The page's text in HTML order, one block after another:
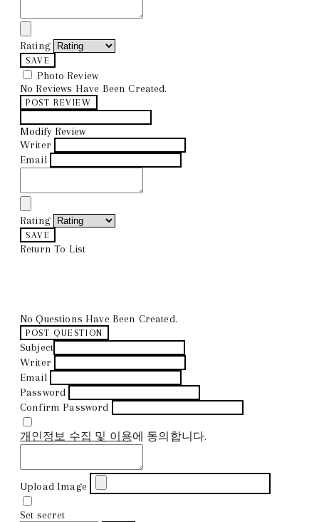
Rating
SAVE
Photo Review
No Reviews Have Been Created.
POST REVIEW
Modify Review
Writer
Email
Rating
SAVE
Return To List
No Questions Have Been Created.
POST QUESTION
Subject
Writer
Email
Password
Confirm Password
개인정보 수집 및 이용에 동의합니다.
Upload Image
Set secret